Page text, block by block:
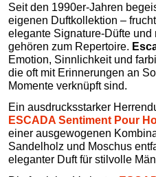
Seit den 1990er-Jahren
eigenen Duftkollektion –
elegante Signature-Düfte
gehören zum Repertoire.
Emotion, Sinnlichkeit und
die oft mit Erinnerungen an
Momente verknüpft sind.
Ein ausdrucksstarker
ESCADA Sentiment Pour
einer ausgewogenen
Sandelholz und Moschus
eleganter Duft für stilvolle